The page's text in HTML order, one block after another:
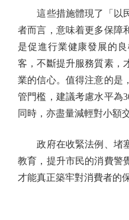
這些措施體現了「以民
者而言，意味着更多保障
是促進行業健康發展的
客，不斷提升服務質素，
業的信心。值得注意的是
管門檻，建議考慮水平為
同時，亦盡量減輕對小額
政府在收緊法例、堵塞
教育，提升市民的消費警
才能真正築牢對消費者的